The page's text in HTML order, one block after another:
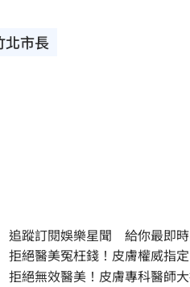
北市長
追蹤訂閱娛樂星聞 給你最即
拒絕醫美冤枉錢！皮膚權威指
拒絕無效醫美！皮膚專科醫師